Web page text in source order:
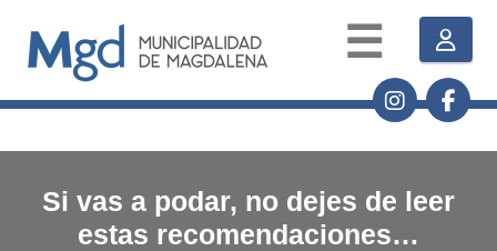
☰
Si vas a podar, no dejes de leer
estas recomendaciones…